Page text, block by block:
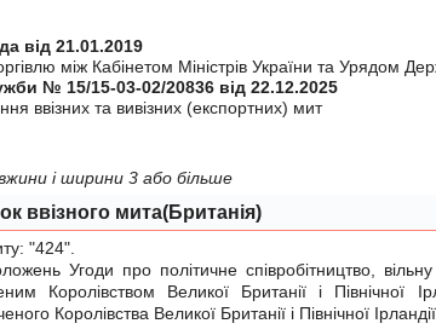
Міждержавна угода від 21.01.2019
мiж Кабiнетом Мiнiстрiв України та Урядом
№ 15/15-03-02/20836 від 22.12.2025
ввiзних та вивiзних (експортних) мит
і ширини 3 або більше
ввізного мита(Британія)
"424"
Угоди про політичне співробітництво,
Королівством Великої Британії і Північної
Королівства Великої Британії і Північної